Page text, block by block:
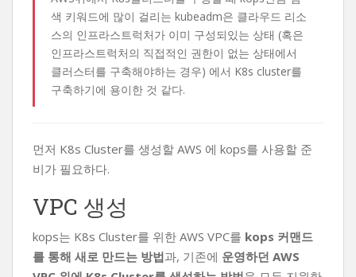
색 키워드에 많이 걸리는 kubeadm은 클라우드 리소
스의 인프라스트럭처가 이미 구성되있는 상태 (혹은
인프라스트럭처의 직접적인 권한이 없는 상태에서
클러스터를 구축해야하는 경우) 에서 K8s cluster를
구축하기에 용이한 것 같다.
먼저 K8s Cluster를 생성할 AWS 에 kops를 사용할 준
비가 필요하다.
VPC 생성
kops는 K8s Cluster를 위한 AWS VPC를 kops 커맨드
를 통해 새로 만드는 방법과, 기존에 운영하던 AWS